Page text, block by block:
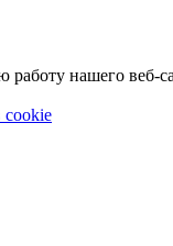
нашего веб-
cookie